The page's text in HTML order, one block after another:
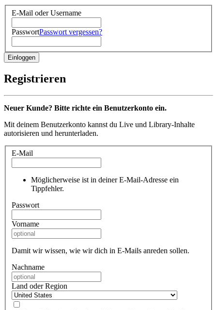
E-Mail oder Username
PasswortPasswort vergessen?
Registrieren
Neuer Kunde? Bitte richte ein Benutzerkonto ein.
Mit deinem Benutzerkonto kannst du Live und Library-Inhalte
autorisieren und herunterladen.
E-Mail
Möglicherweise ist in deiner E-Mail-Adresse ein
Tippfehler.
Passwort
Vorname
Damit wir wissen, wie wir dich in E-Mails anreden sollen.
Nachname
Land oder Region